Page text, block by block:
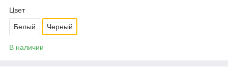
Цвет
Белый Черный
В наличии